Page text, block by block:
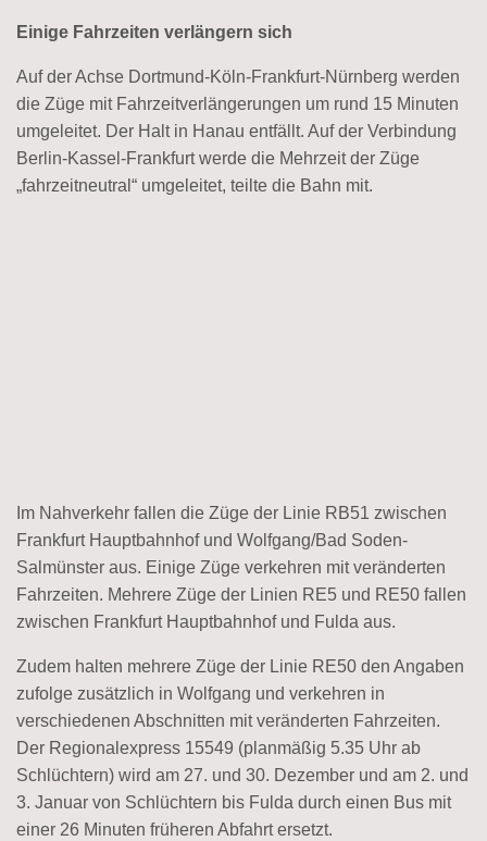
Einige Fahrzeiten verlängern sich
Auf der Achse Dortmund-Köln-Frankfurt-Nürnberg werden
die Züge mit Fahrzeitverlängerungen um rund 15 Minuten
umgeleitet. Der Halt in Hanau entfällt. Auf der Verbindung
Berlin-Kassel-Frankfurt werde die Mehrzeit der Züge
„fahrzeitneutral“ umgeleitet, teilte die Bahn mit.
Im Nahverkehr fallen die Züge der Linie RB51 zwischen
Frankfurt Hauptbahnhof und Wolfgang/Bad Soden-
Salmünster aus. Einige Züge verkehren mit veränderten
Fahrzeiten. Mehrere Züge der Linien RE5 und RE50 fallen
zwischen Frankfurt Hauptbahnhof und Fulda aus.
Zudem halten mehrere Züge der Linie RE50 den Angaben
zufolge zusätzlich in Wolfgang und verkehren in
verschiedenen Abschnitten mit veränderten Fahrzeiten.
Der Regionalexpress 15549 (planmäßig 5.35 Uhr ab
Schlüchtern) wird am 27. und 30. Dezember und am 2. und
3. Januar von Schlüchtern bis Fulda durch einen Bus mit
einer 26 Minuten früheren Abfahrt ersetzt.